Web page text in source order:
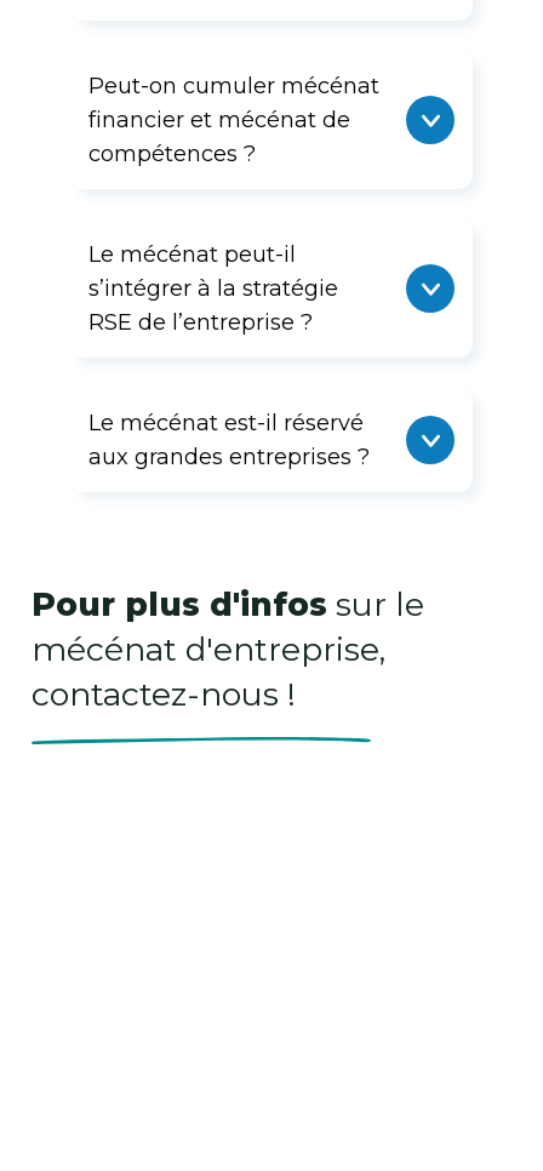
Peut-on cumuler mécénat
financier et mécénat de
compétences ?
Le mécénat peut-il
s’intégrer à la stratégie
RSE de l’entreprise ?
Le mécénat est-il réservé
aux grandes entreprises ?
Pour plus d'infos sur le
mécénat d'entreprise,
contactez-nous !